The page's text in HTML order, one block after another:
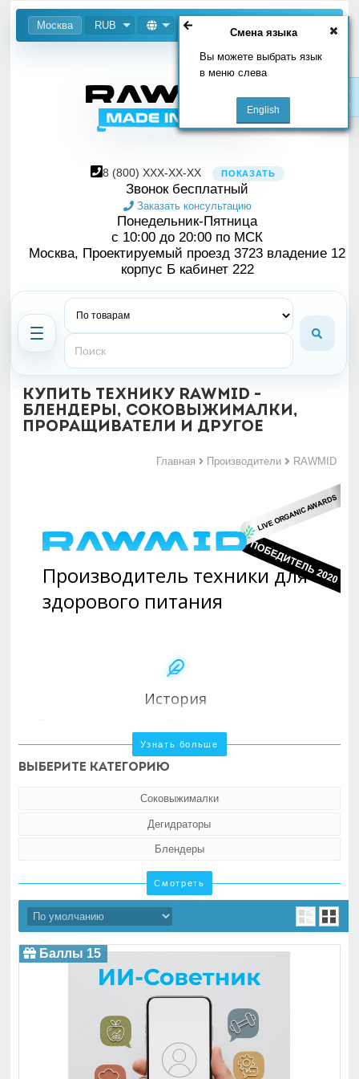
Москва RUB
Смена языка
Вы можете выбрать язык
в меню слева
8 (800) XXX-XX-XX ПОКАЗАТЬ
Звонок бесплатный
Заказать консультацию
Понедельник-Пятница
с 10:00 до 20:00 по МСК
Москва, Проектируемый проезд 3723 владение 12
корпус Б кабинет 222
Купить технику RAWMID -
блендеры, соковыжималки,
проращиватели и другое
Главная Производители RAWMID
Производитель техники для
здорового питания
История
в России соковыжималки для сыроедов. Сейчас
в ассортименте около 40 товаров для здорового
образа жизни. Уже осчастливили более 150 000
Миссия
Здоровое питание может быть простым, вкусным,
многогранным и доступным каждому.
Наша миссия — популяризировать здоровый
образ жизни через культуру питания
Уникальность
Нам важно, чтобы человек, приобретая нашу
технику, полноценно её использовал долгие годы.
Узнать больше
Выберите категорию
Соковыжималки
Дегидраторы
Блендеры
Смотреть
Баллы 15